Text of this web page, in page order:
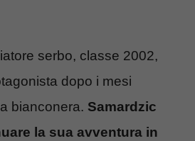
serbo, classe 2002,
dopo i mesi
bianconera. Samardzic
la sua avventura in